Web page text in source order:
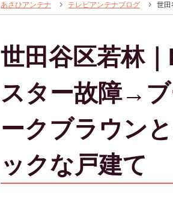
あさひアンテナ テレビアンテナブログ 世田
世田谷区若林
スター故障→
ークブラウン
ックな戸建て